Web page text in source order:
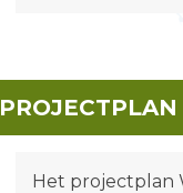
Het projectplan